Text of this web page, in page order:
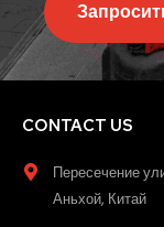
CONTACT US
Пересечение
Аньхой, Китай